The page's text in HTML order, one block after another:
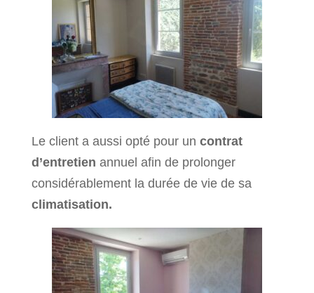
Le client a aussi opté pour un contrat
d’entretien annuel afin de prolonger
considérablement la durée de vie de sa
climatisation.